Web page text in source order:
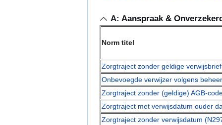
A: Aanspraak &
Norm titel
Zorgtraject zonder geldige
Onbevoegde verwijzer volgens
Zorgtraject zonder (geldige) AGB-
Zorgtraject met verwijsdatum ouder
Zorgtraject zonder verwijsdatum